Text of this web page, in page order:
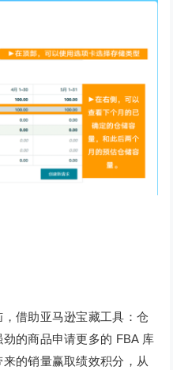
借助亚马逊宝藏工具：仓
的商品申请更多的 FBA 库
的销量赢取绩效积分，从